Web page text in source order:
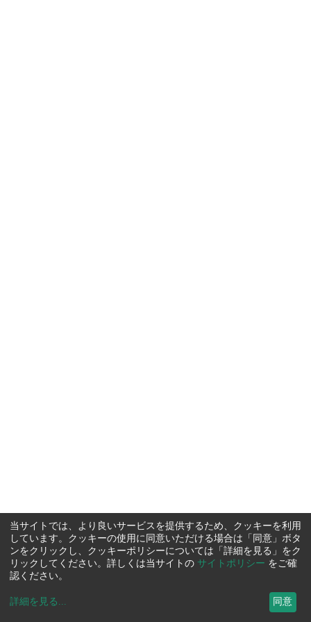
当サイトでは、より良いサービスを提供するため、クッキーを利用
しています。クッキーの使用に同意いただける場合は「同意」ボタ
ンをクリックし、クッキーポリシーについては「詳細を見る」をク
リックしてください。詳しくは当サイトの サイトポリシー をご確
認ください。
詳細を見る ... 同意